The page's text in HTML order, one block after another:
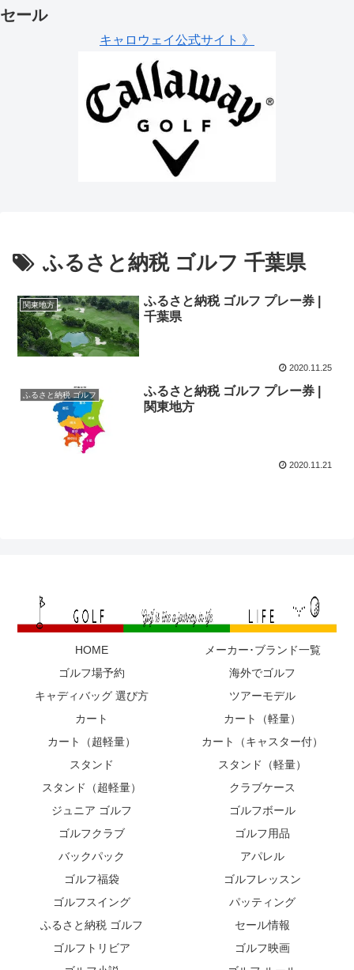
セール
キャロウェイ公式サイト 》
ふるさと納税 ゴルフ 千葉県
関東地方
ふるさと納税 ゴルフ プレー券 |
千葉県
2020.11.25
ふるさと納税 ゴルフ
ふるさと納税 ゴルフ プレー券 |
関東地方
2020.11.21
HOME
メーカー･ブランド一覧
ゴルフ場予約
海外でゴルフ
キャディバッグ 選び方
ツアーモデル
カート
カート（軽量）
カート（超軽量）
カート（キャスター付）
スタンド
スタンド（軽量）
スタンド（超軽量）
クラブケース
ジュニア ゴルフ
ゴルフボール
ゴルフクラブ
ゴルフ用品
バックパック
アパレル
ゴルフ福袋
ゴルフレッスン
ゴルフスイング
パッティング
ふるさと納税 ゴルフ
セール情報
ゴルフトリビア
ゴルフ映画